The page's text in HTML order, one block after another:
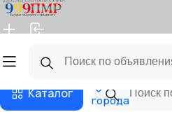
Главная
Каталог
города